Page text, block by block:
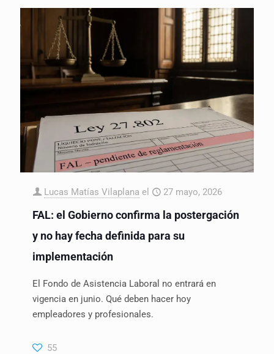
Lucas Matías Vilaplana el 27 mayo, 2026
FAL: el Gobierno confirma la postergación
y no hay fecha definida para su
implementación
El Fondo de Asistencia Laboral no entrará en
vigencia en junio. Qué deben hacer hoy
empleadores y profesionales.
55